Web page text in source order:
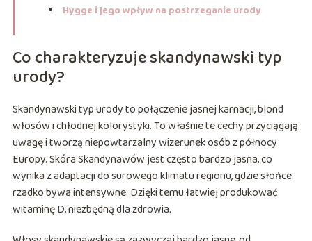
Hygge i jego wpływ na postrzeganie urody
Co charakteryzuje skandynawski typ
urody?
Skandynawski typ urody to połączenie jasnej karnacji, blond
włosów i chłodnej kolorystyki. To właśnie te cechy przyciągają
uwagę i tworzą niepowtarzalny wizerunek osób z północy
Europy. Skóra Skandynawów jest często bardzo jasna, co
wynika z adaptacji do surowego klimatu regionu, gdzie słońce
rzadko bywa intensywne. Dzięki temu łatwiej produkować
witaminę D, niezbędną dla zdrowia.